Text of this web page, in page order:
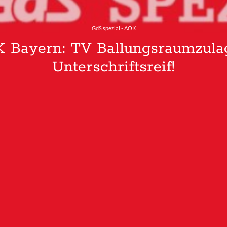
GdS spezial - AOK
Bayern: TV
Unterschriftsreif!